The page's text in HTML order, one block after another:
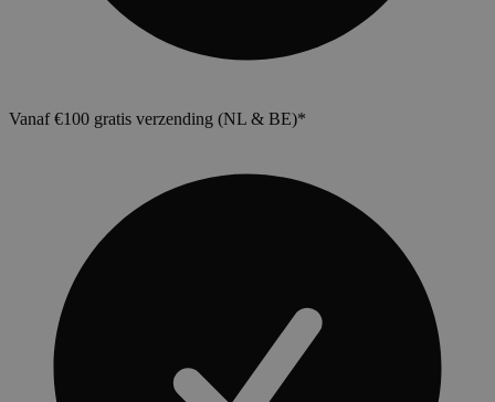
Vanaf €100 gratis verzending (NL & BE)*